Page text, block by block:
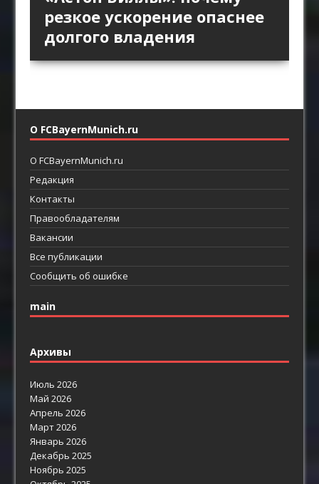
пространство за защитой
как главный ресурс атаки
Английской премьер-лиги
возвращают прямой
футбол
позиционной атаки
резкое ускорение опаснее
долгого владения
как ротации освобождают
пространство между
линиями
О FCBayernMunich.ru
О FCBayernMunich.ru
Редакция
Контакты
Правообладателям
Вакансии
Все публикации
Сообщить об ошибке
main
Архивы
Июль 2026
Май 2026
Апрель 2026
Март 2026
Январь 2026
Декабрь 2025
Ноябрь 2025